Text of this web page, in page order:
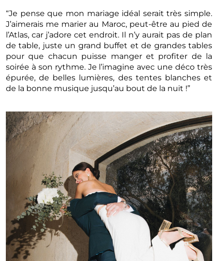
“Je pense que mon mariage idéal serait très simple.
J’aimerais me marier au Maroc, peut-être au pied de
l’Atlas, car j’adore cet endroit. Il n’y aurait pas de plan
de table, juste un grand buffet et de grandes tables
pour que chacun puisse manger et profiter de la
soirée à son rythme. Je l’imagine avec une déco très
épurée, de belles lumières, des tentes blanches et
de la bonne musique jusqu’au bout de la nuit !”